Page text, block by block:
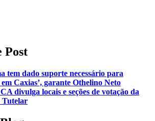
Post
tem dado suporte necessário para
Caxias’, garante Othelino Neto
divulga locais e seções de votação da
Tutelar